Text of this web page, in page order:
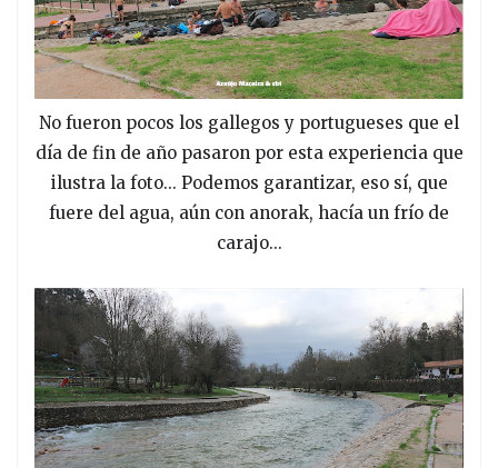
No fueron pocos los gallegos y portugueses que el
día de fin de año pasaron por esta experiencia que
ilustra la foto... Podemos garantizar, eso sí, que
fuere del agua, aún con anorak, hacía un frío de
carajo...